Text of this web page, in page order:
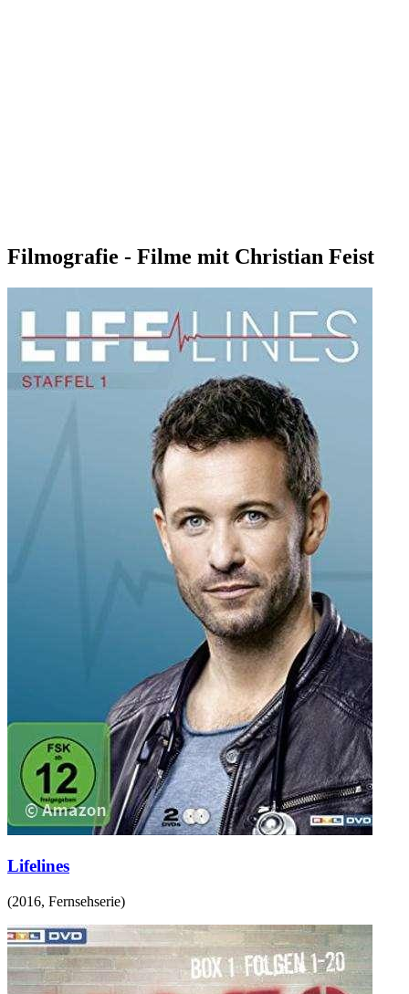
Filmografie - Filme mit Christian Feist
Lifelines
(2016, Fernsehserie)